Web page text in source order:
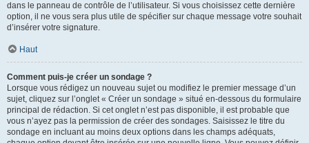
dans le panneau de contrôle de l’utilisateur. Si vous choisissez cette dernière
option, il ne vous sera plus utile de spécifier sur chaque message votre souhait
d’insérer votre signature.
Haut
Comment puis-je créer un sondage ?
Lorsque vous rédigez un nouveau sujet ou modifiez le premier message d’un
sujet, cliquez sur l’onglet « Créer un sondage » situé en-dessous du formulaire
principal de rédaction. Si cet onglet n’est pas disponible, il est probable que
vous n’ayez pas la permission de créer des sondages. Saisissez le titre du
sondage en incluant au moins deux options dans les champs adéquats,